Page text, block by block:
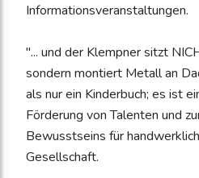
Informationsveranstaltungen.
"... und der Klempner sitzt
sondern montiert Metall an
als nur ein Kinderbuch; es ist
Förderung von Talenten und
Bewusstseins für
Gesellschaft.